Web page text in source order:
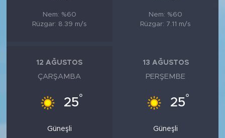
Nem: %60
Rüzgar: 8.39 m/s
Nem: %60
Rüzgar: 7.11 m/s
12 AĞUSTOS
ÇARŞAMBA
25°
Güneşli
13 AĞUSTOS
PERŞEMBE
25°
Güneşli